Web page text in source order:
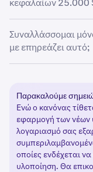
2026.
όσο συχνά
κεφαλαίων 25.000
Όχι. Το ελάχιστο
κατάσταση του
Συναλλάσσομαι
με επηρεάζει αυτό;
επιτρέψει να
αδιευθέτητα
καταργεί τους
προηγουμένως
Παρακαλούμε
Ενώ ο κανόνας
εφαρμογή των νέων
λογαριασμό σας
οποίες ενδέχεται
υλοποίηση. Θα